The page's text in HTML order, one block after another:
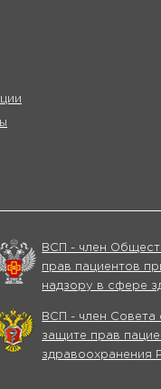
ВСП - член
прав пациентов
надзору в сфере
ВСП - член Совета
защите прав
здравоохранения